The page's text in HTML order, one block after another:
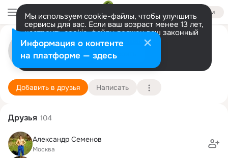
Войти
Мы используем cookie-файлы, чтобы улучшить
сервисы для вас. Если ваш возраст менее 13 лет,
настроить cookie-файлы должен ваш законный
представитель. Больше информации
Разрешить все Настроить
Константин К
Москва
28 июля (46 лет)
1637 школа (с углубленным изучением
Подробнее
Добавить в друзья Написать
Друзья 104
Александр Семенов
Москва
Информация о контенте
на платформе — здесь